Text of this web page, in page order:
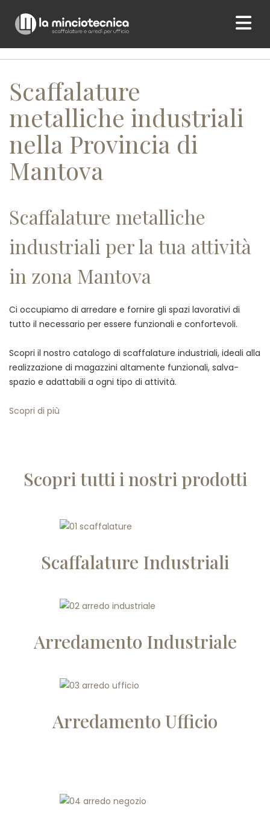
Home/ Scaffalature metalliche industriali nella Provincia di
Scaffalature
metalliche industriali
nella Provincia di
Mantova
Scaffalature metalliche
industriali per la tua attività
in zona Mantova
Ci occupiamo di arredare e fornire gli spazi lavorativi di
tutto il necessario per essere funzionali e confortevoli.
Scopri il nostro catalogo di scaffalature industriali, ideali alla
realizzazione di magazzini altamente funzionali, salva-
spazio e adattabili a ogni tipo di attività.
Scopri di più
Scopri tutti i nostri prodotti
Scaffalature Industriali
Arredamento Industriale
Arredamento Ufficio